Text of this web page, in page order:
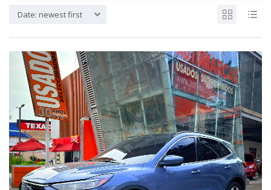
Date: newest first